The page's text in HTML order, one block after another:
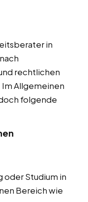
in
rechtlichen
Allgemeinen
folgende
oder Studium in
Bereich wie